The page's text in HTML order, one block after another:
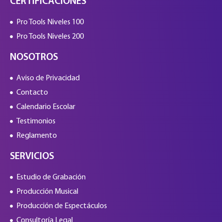
Pro Tools Niveles 100
Pro Tools Niveles 200
NOSOTROS
Aviso de Privacidad
Contacto
Calendario Escolar
Testimonios
Reglamento
SERVICIOS
Estudio de Grabación
Producción Musical
Producción de Espectáculos
Consultoría Legal